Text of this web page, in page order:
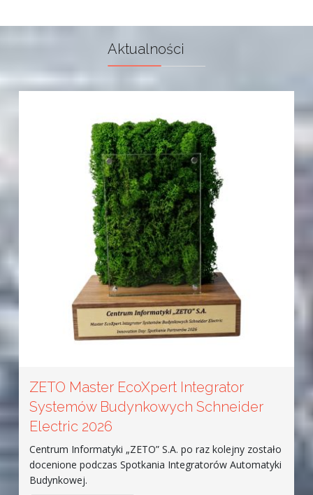
Aktualności
ZETO Master EcoXpert Integrator
Systemów Budynkowych Schneider
Electric 2026
Centrum Informatyki „ZETO” S.A. po raz kolejny zostało
docenione podczas Spotkania Integratorów Automatyki
Budynkowej.